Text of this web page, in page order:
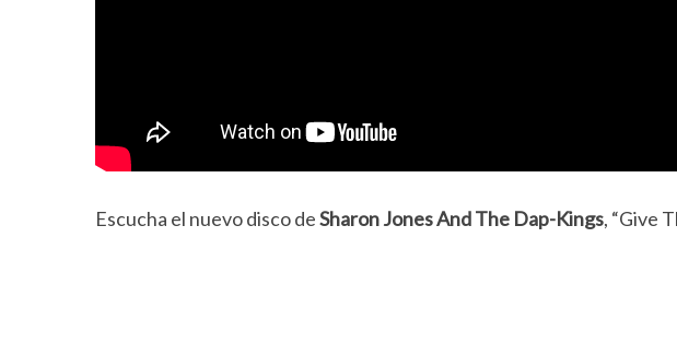
Escucha el nuevo disco deSharon JonesAnd The Dap-Kings, “Give